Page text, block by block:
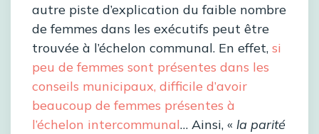
autre piste d’explication du faible nombre
de femmes dans les exécutifs peut être
trouvée à l’échelon communal. En effet, si
peu de femmes sont présentes dans les
conseils municipaux, difficile d’avoir
beaucoup de femmes présentes à
l’échelon intercommunal… Ainsi, « la parité